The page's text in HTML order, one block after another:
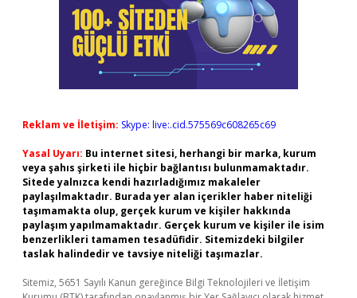
Reklam ve İletişim: Skype: live:.cid.575569c608265c69
Yasal Uyarı: Bu internet sitesi, herhangi bir marka, kurum
veya şahıs şirketi ile hiçbir bağlantısı bulunmamaktadır.
Sitede yalnızca kendi hazırladığımız makaleler
paylaşılmaktadır. Burada yer alan içerikler haber niteliği
taşımamakta olup, gerçek kurum ve kişiler hakkında
paylaşım yapılmamaktadır. Gerçek kurum ve kişiler ile isim
benzerlikleri tamamen tesadüfidir. Sitemizdeki bilgiler
taslak halindedir ve tavsiye niteliği taşımazlar.
Sitemiz, 5651 Sayılı Kanun gereğince Bilgi Teknolojileri ve İletişim